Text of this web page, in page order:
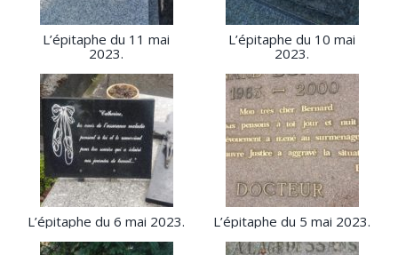
L’épitaphe du 11 mai
2023.
L’épitaphe du 10 mai
2023.
L’épitaphe du 6 mai 2023. L’épitaphe du 5 mai 2023.